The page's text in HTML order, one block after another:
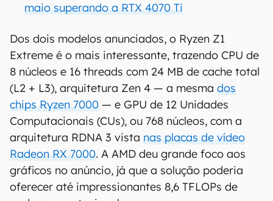
maio superando a RTX 4070 Ti
Dos dois modelos anunciados, o Ryzen Z1
Extreme é o mais interessante, trazendo CPU de
8 núcleos e 16 threads com 24 MB de cache total
(L2 + L3), arquitetura Zen 4 — a mesma dos
chips Ryzen 7000 — e GPU de 12 Unidades
Computacionais (CUs), ou 768 núcleos, com a
arquitetura RDNA 3 vista nas placas de vídeo
Radeon RX 7000. A AMD deu grande foco aos
gráficos no anúncio, já que a solução poderia
oferecer até impressionantes 8,6 TFLOPs de